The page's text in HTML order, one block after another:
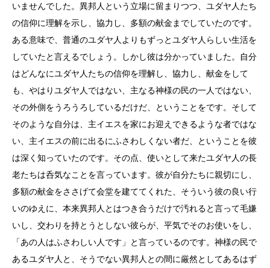
いませんでした。異邦人という立場に留まりつつ、ユダヤ人たち
の信仰に理解を示し、協力し、多額の献金までしていたのです。
ある意味で、普通のユダヤ人よりもずっとユダヤ人らしい生活を
していたと言えるでしょう。しかし彼は分かっていました。自分
はどんなにユダヤ人たちの信仰を理解し、協力し、献金をして
も、やはりユダヤ人ではない、主なる神様の民の一人ではない、
その外側をうろうろしているだけだ、ということをです。そして
そのような自分は、主イエスを家にお迎えできるような者ではな
い、主イエスの前に出るにふさわしくない者だ、ということを彼
は深く知っていたのです。その点、使いとして来たユダヤ人の長
老たちは呑気なことを言っています。彼が自分たちに親切にし、
多額の献金をささげて会堂を建ててくれた、そういう彼の良い行
いのゆえに、本来異邦人とはつき合うだけで汚れると言って毛嫌
いし、交わりを持とうとしない彼らが、平気でそのお使いをし、
「あの人はふさわしい人です」と言っているのです。神様の民で
あるユダヤ人と、そうでない異邦人との間に厳然としてあるはず